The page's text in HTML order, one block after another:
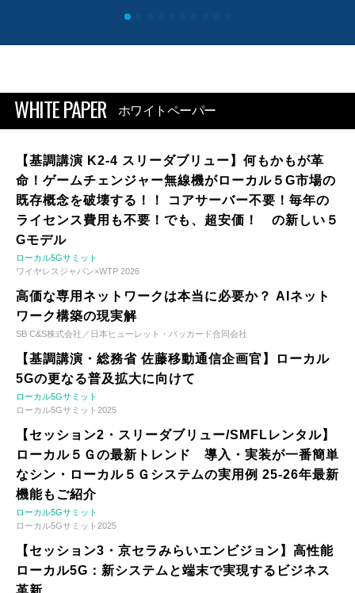
WHITE PAPER ホワイトペーパー
【基調講演 K2-4 スリーダブリュー】何もかもが革
命！ゲームチェンジャー無線機がローカル５G市場の
既存概念を破壊する！！ コアサーバー不要！毎年の
ライセンス費用も不要！でも、超安価！ の新しい５
Gモデル
ローカル5Gサミット
ワイヤレスジャパン×WTP 2026
高価な専用ネットワークは本当に必要か？ AIネット
ワーク構築の現実解
SB C&S株式会社／日本ヒューレット・パッカード合同会社
【基調講演・総務省 佐藤移動通信企画官】ローカル
5Gの更なる普及拡大に向けて
ローカル5Gサミット
ローカル5Gサミット2025
【セッション2・スリーダブリュー/SMFLレンタル】
ローカル５Ｇの最新トレンド 導入・実装が一番簡単
なシン・ローカル５Ｇシステムの実用例 25-26年最新
機能もご紹介
ローカル5Gサミット
ローカル5Gサミット2025
【セッション3・京セラみらいエンビジョン】高性能
ローカル5G：新システムと端末で実現するビジネス
革新